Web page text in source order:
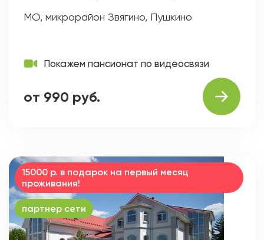
МО, микрорайон Звягино, Пушкино
Покажем пансионат по видеосвязи
от 990 руб.
15000 р. в подарок на первый месяц
проживания!
партнер сети